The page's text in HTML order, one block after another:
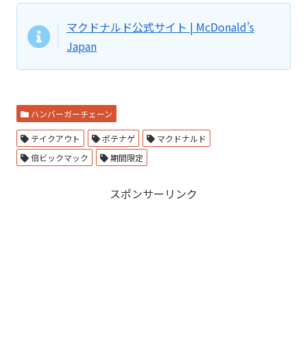
マクドナルド公式サイト | McDonald’s
Japan
ハンバーガーチェーン
テイクアウト ポテナゲ
マクドナルド
倍ビックマック
期間限定
スポンサーリンク